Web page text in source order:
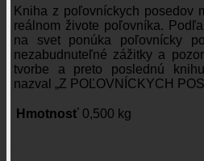
Kniha z poľovníckych posedov
reálnom živote poľovníka.
na svet ponúka poľovnícky
nezabudnuteľné zážitky a
tvorbe a preto poslednú
nazval „Z POĽOVNÍCKYCH
Hmotnosť 0,500 kg